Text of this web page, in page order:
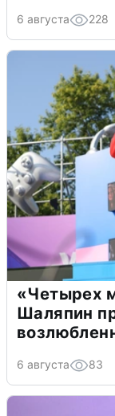
6 августа 228
«Четырех
Шаляпин
6 августа 83